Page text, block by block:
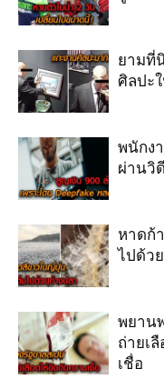
ยามที่
ศิลปะ
พนักง
ผ่านวิ
หาดก้
ไปด้ว
พยาน
ถ่ายเ
เชื่อ